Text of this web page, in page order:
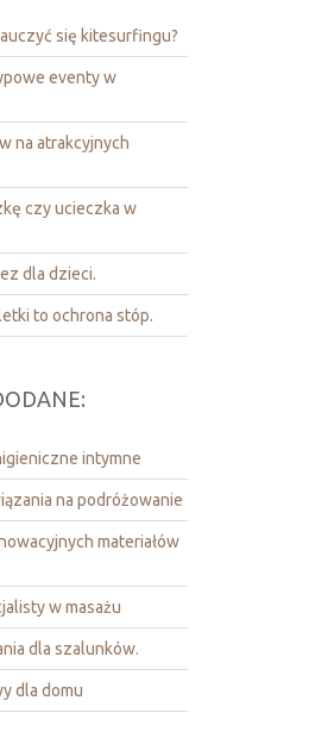
się kitesurfingu?
eventy w
na atrakcyjnych
czy ucieczka w
dla dzieci.
to ochrona stóp.
intymne
na podróżowanie
materiałów
w masażu
dla szalunków.
dla domu